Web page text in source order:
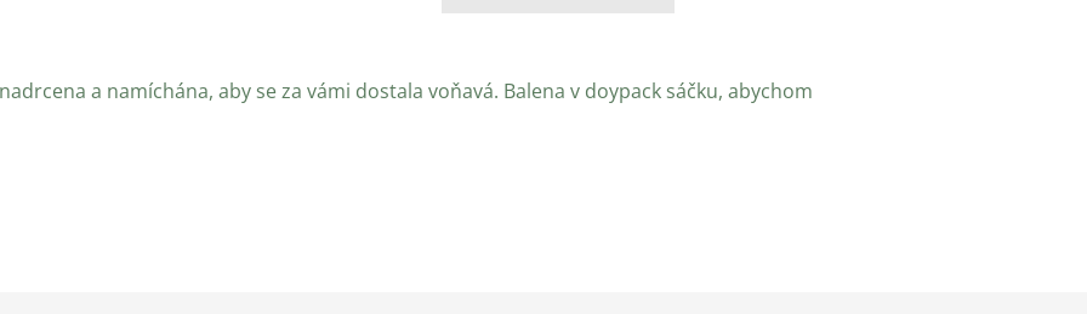
a namíchána, aby se za vámi dostala voňavá. Balena v doypack sáčku, abychom